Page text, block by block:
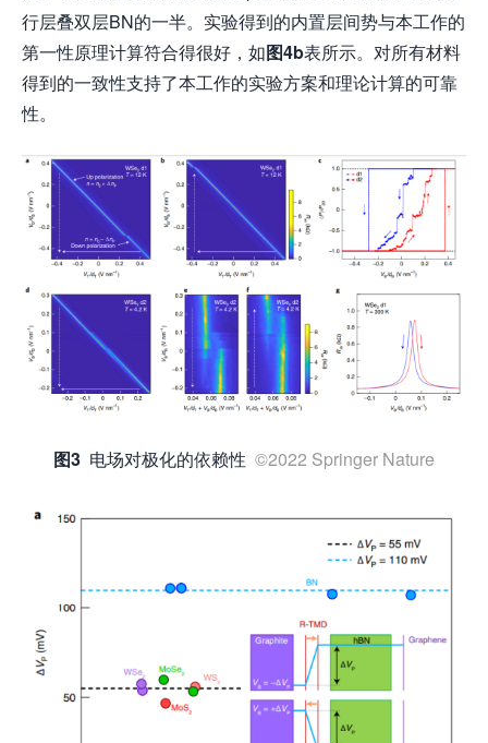
行层叠双层BN的一半。实验得到的内置层间势与本工作的
第一性原理计算符合得很好，如图4b表所示。对所有材料
得到的一致性支持了本工作的实验方案和理论计算的可靠
性。
图3 电场对极化的依赖性 ©2022 Springer Nature